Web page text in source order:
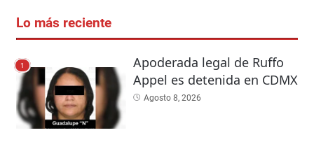
Lo más reciente
1
Apoderada legal de Ruffo
Appel es detenida en CDMX
Agosto 8, 2026